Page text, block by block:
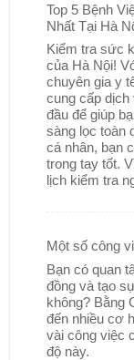
Top 5 Bệnh
Nhất Tại Hà
Kiểm tra sức
của Hà Nội!
chuyên gia y
cung cấp dịch
đầu để giúp
sàng lọc toàn
cá nhân, bạn
trong tay tốt.
lịch kiểm tra
Một số công
Bạn có quan
đồng và tạo
không? Bằng
đến nhiều cơ
vài công việc
độ này.